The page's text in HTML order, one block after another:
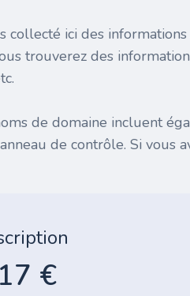
collecté ici des
trouverez des
de domaine incluent
de contrôle. Si vous
€